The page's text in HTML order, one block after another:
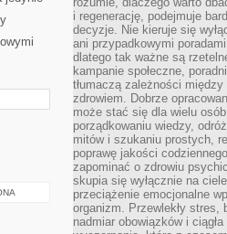
i regenerację, podejmuje
decyzje. Nie kieruje się
ani przypadkowymi
dlatego tak ważne są
kampanie społeczne,
tłumaczą zależności
zdrowiem. Dobrze
może stać się dla wielu
porządkowaniu wiedzy,
mitów i szukaniu prostych,
poprawę jakości
zapominać o zdrowiu
skupia się wyłącznie na
przeciążenie emocjonalne
organizm. Przewlekły stres,
nadmiar obowiązków i